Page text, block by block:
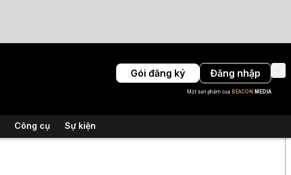
Gói đăng ký Đăng nhập
Một sản phẩm của BEACON MEDIA
Công cụ Sự kiện